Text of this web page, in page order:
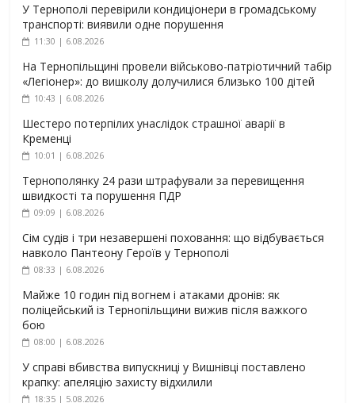
У Тернополі перевірили кондиціонери в громадському
транспорті: виявили одне порушення
11:30 | 6.08.2026
На Тернопільщині провели військово-патріотичний табір
«Легіонер»: до вишколу долучилися близько 100 дітей
10:43 | 6.08.2026
Шестеро потерпілих унаслідок страшної аварії в
Кременці
10:01 | 6.08.2026
Тернополянку 24 рази штрафували за перевищення
швидкості та порушення ПДР
09:09 | 6.08.2026
Сім судів і три незавершені поховання: що відбувається
навколо Пантеону Героїв у Тернополі
08:33 | 6.08.2026
Майже 10 годин під вогнем і атаками дронів: як
поліцейський із Тернопільщини вижив після важкого
бою
08:00 | 6.08.2026
У справі вбивства випускниці у Вишнівці поставлено
крапку: апеляцію захисту відхилили
18:35 | 5.08.2026